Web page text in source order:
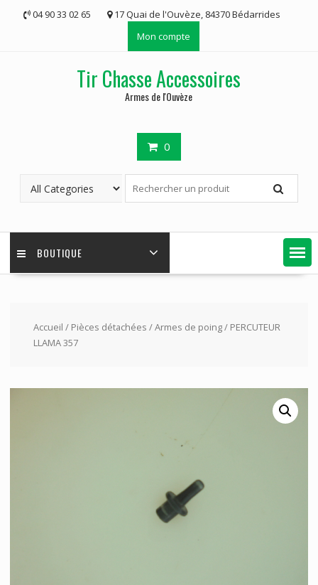
04 90 33 02 65
17 Quai de l'Ouvèze, 84370 Bédarrides
Mon compte
Tir Chasse Accessoires
Armes de l'Ouvèze
0
BOUTIQUE
Accueil / Pièces détachées /Armes de poing/ PERCUTEUR
LLAMA 357